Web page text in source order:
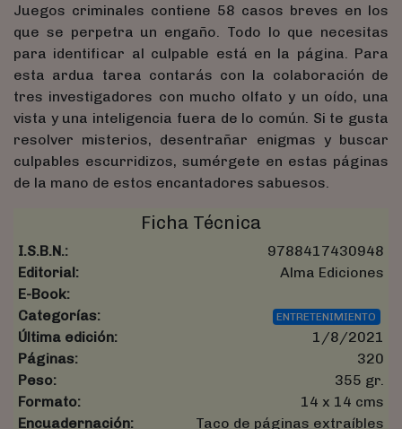
Juegos criminales contiene 58 casos breves en los
que se perpetra un engaño. Todo lo que necesitas
para identificar al culpable está en la página. Para
esta ardua tarea contarás con la colaboración de
tres investigadores con mucho olfato y un oído, una
vista y una inteligencia fuera de lo común. Si te gusta
resolver misterios, desentrañar enigmas y buscar
culpables escurridizos, sumérgete en estas páginas
de la mano de estos encantadores sabuesos.
Ficha Técnica
I.S.B.N.:
9788417430948
Editorial:
Alma Ediciones
E-Book:
Categorías:
ENTRETENIMIENTO
Última edición:
1/8/2021
Páginas:
320
Peso:
355 gr.
Formato:
14 x 14 cms
Encuadernación:
Taco de páginas extraíbles